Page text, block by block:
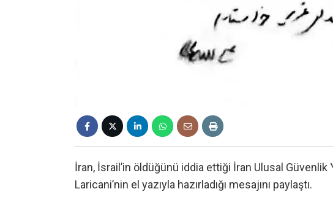
İran, İsrail’in öldüğünü iddia ettiği İran Ulusal
Laricani’nin el yazıyla hazırladığı mesajını paylaştı.